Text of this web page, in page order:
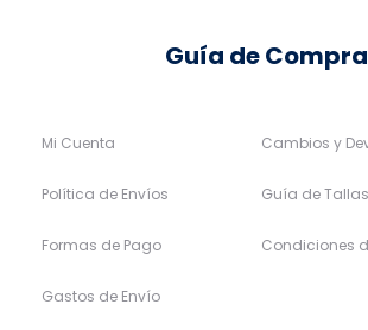
Guía de Compra
Mi Cuenta
Política de Envíos
Formas de Pago
Gastos de Envío
Cambios y
Guía de Tallas
Condiciones